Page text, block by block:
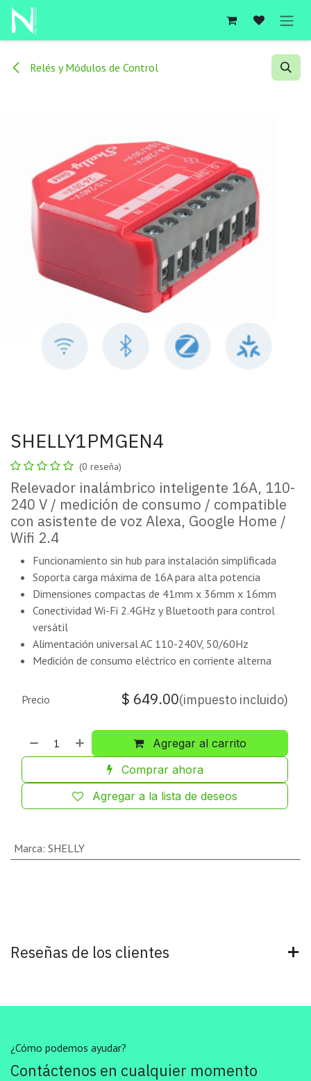
Ir al contenido
Relés y Módulos de Control
SHELLY1PMGEN4
(0 reseña)
Relevador inalámbrico inteligente 16A, 110-
240 V / medición de consumo / compatible
con asistente de voz Alexa, Google Home /
Wifi 2.4
Funcionamiento sin hub para instalación simplificada
Soporta carga máxima de 16A para alta potencia
Dimensiones compactas de 41mm x 36mm x 16mm
Conectividad Wi-Fi 2.4GHz y Bluetooth para control
versátil
Alimentación universal AC 110-240V, 50/60Hz
Medición de consumo eléctrico en corriente alterna
Agregar al carrito
Comprar ahora
Agregar a la lista de deseos
Precio $ 649.00(impuesto incluido)
Marca: SHELLY
Reseñas de los clientes
¿Cómo podemos ayudar?
Contáctenos en cualquier momento